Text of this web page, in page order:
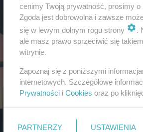
cenimy Twoją prywatność, prosimy o
Zgoda jest dobrowolna i zawsze
się w lewym dolnym rogu strony
.
ale masz prawo sprzeciwić się
witrynie.
Zapoznaj się z poniższymi
internetowych. Szczegółowe
Prywatności i Cookies oraz po
PARTNERZY USTAWIENIA